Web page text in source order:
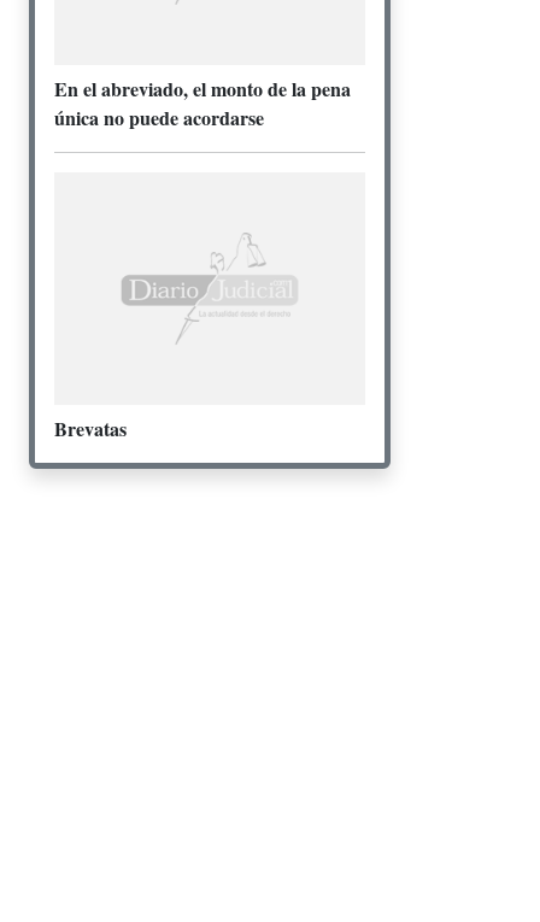
En el abreviado, el monto de la pena
única no puede acordarse
Brevatas